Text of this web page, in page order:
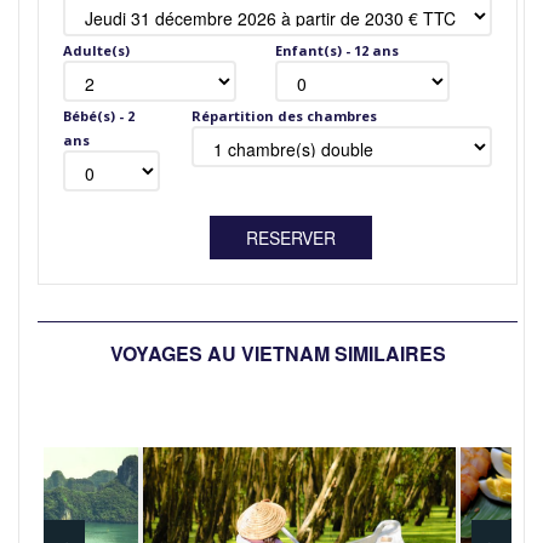
Adulte(s) Enfant(s) - 12 ans
Bébé(s) - 2
ans
Répartition des chambres
VOYAGES AU VIETNAM SIMILAIRES